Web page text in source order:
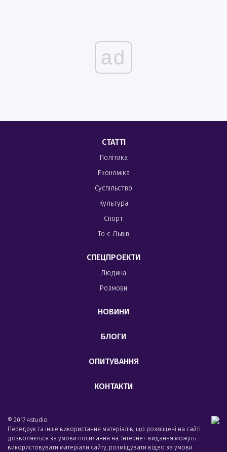
ad
СТАТТІ
Політика
Економіка
Суспільство
Культура
Спорт
То є Львів
СПЕЦПРОЕКТИ
Людина
Розмови
НОВИНИ
БЛОГИ
ОПИТУВАННЯ
КОНТАКТИ
© 2017 4studio
Передрук та інше використання матеріалів, що розміщені на сайті
дозволяється за умови посилання на. Інтернет-видання можуть
використовувати матеріали сайту, розміщувати відео за умови